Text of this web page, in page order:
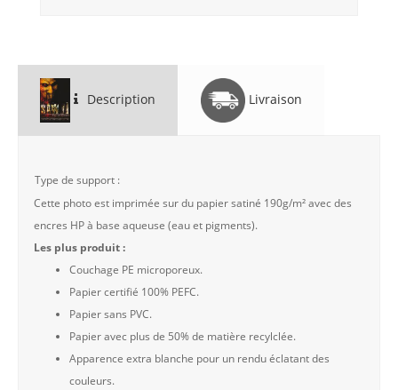
Description Livraison
Type de support :
Cette photo est imprimée sur du papier satiné 190g/m² avec des
encres HP à base aqueuse (eau et pigments).
Les plus produit :
Couchage PE microporeux.
Papier certifié 100% PEFC.
Papier sans PVC.
Papier avec plus de 50% de matière recylclée.
Apparence extra blanche pour un rendu éclatant des
couleurs.